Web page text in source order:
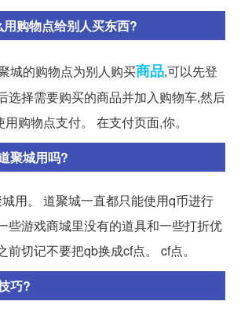
购物点给别人买东西?
城的购物点为别人购买商品,可以先登
选择需要购买的商品并加入购物车,然后
购物点支付。 在支付页面,你。
聚城用吗?
用。 道聚城一直都只能使用q币进行
些游戏商城里没有的道具和一些打折优
前切记不要把qb换成cf点。 cf点。
巧?